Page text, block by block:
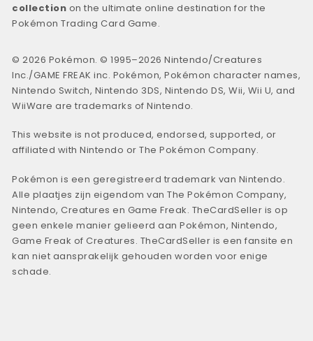
collection on the ultimate online destination for the
Pokémon Trading Card Game.
© 2026 Pokémon. © 1995–2026 Nintendo/Creatures
Inc./GAME FREAK inc. Pokémon, Pokémon character names,
Nintendo Switch, Nintendo 3DS, Nintendo DS, Wii, Wii U, and
WiiWare are trademarks of Nintendo.
This website is not produced, endorsed, supported, or
affiliated with Nintendo or The Pokémon Company.
Pokémon is een geregistreerd trademark van Nintendo.
Alle plaatjes zijn eigendom van The Pokémon Company,
Nintendo, Creatures en Game Freak. TheCardSeller is op
geen enkele manier gelieerd aan Pokémon, Nintendo,
Game Freak of Creatures. TheCardSeller is een fansite en
kan niet aansprakelijk gehouden worden voor enige
schade.